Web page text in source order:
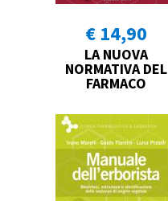
€ 14,90
LA NUOVA
NORMATIVA DEL
FARMACO